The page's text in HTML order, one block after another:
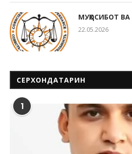
МУҲОСИБОТ
22.05.2026
СЕРХОНДАТАРИН
1